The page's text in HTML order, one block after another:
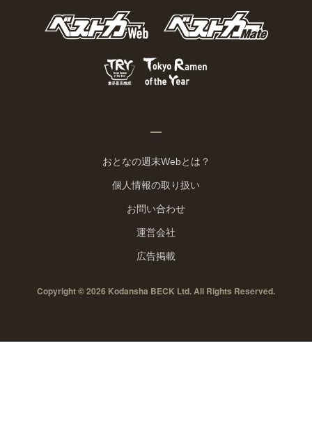
おとなの週末Webとは？
個人情報の取り扱い
お問い合わせ
運営会社
広告掲載
Copyright © 2026 Kodansha BECK Ltd. All Rights Reserved.